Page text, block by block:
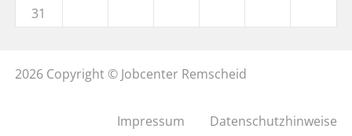
31
2026 Copyright © Jobcenter Remscheid
Datenschutzhinweise
Impressum